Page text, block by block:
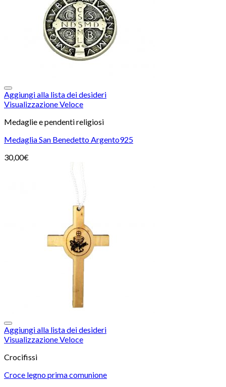
Aggiungi alla lista dei desideri
Visualizzazione Veloce
Medaglie e pendenti religiosi
Medaglia San Benedetto Argento925
30,00€
Aggiungi alla lista dei desideri
Visualizzazione Veloce
Crocifissi
Croce legno prima comunione